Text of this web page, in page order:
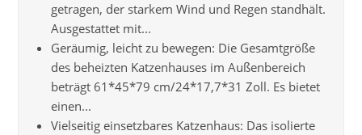
getragen, der starkem Wind und Regen standhält.
Ausgestattet mit...
Geräumig, leicht zu bewegen: Die Gesamtgröße
des beheizten Katzenhauses im Außenbereich
beträgt 61*45*79 cm/24*17,7*31 Zoll. Es bietet
einen...
Vielseitig einsetzbares Katzenhaus: Das isolierte